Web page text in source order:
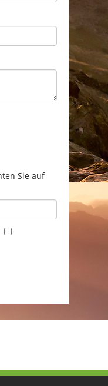
Sie auf